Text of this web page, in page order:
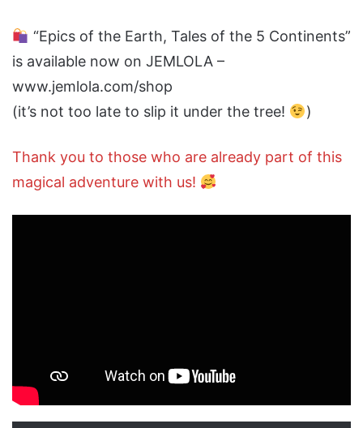
“Epics of the Earth, Tales of the 5 Continents”
is available now on JEMLOLA –
www.jemlola.com/shop
(it’s not too late to slip it under the tree!
)
Thank you to those who are already part of this
magical adventure with us!